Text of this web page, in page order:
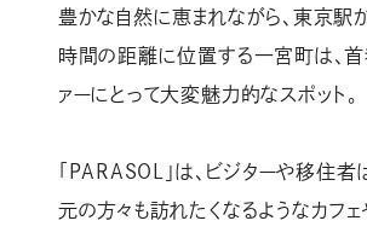
豊かな自然に恵まれながら、東京駅
時間の距離に位置する一宮町は、
ァーにとって大変魅力的なスポット。
「PARASOL」は、ビジターや移住者
元の方々も訪れたくなるようなカフェ